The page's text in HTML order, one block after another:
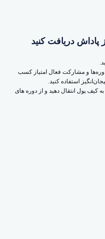
پاداش دریافت کنید
و مشارکت فعال امتیاز کسب
استفاده کنید.
به کیف پول انتقال دهید و از دوره های